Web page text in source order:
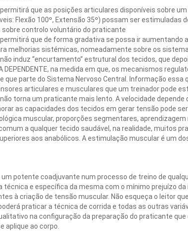
que as posições articulares disponíveis sobre
Flexão 100º, Extensão 35º) possam ser
controlo voluntário do praticante
que de forma gradativa se possa ir
melhorias sistémicas, nomeadamente sobre os
induz “encurtamento” estrutural dos tecidos, que
DEPENDENTE, na medida em que, os mecanismos
e que parte do Sistema Nervoso Central. Informação
articulares e musculares que um treinador pode
torna um praticante mais lento. A velocidade
as capacidades dos tecidos em gerar tensão pode
muscular, proporções segmentares, aprendizagem
a qualquer tecido saudável, na realidade, muitos
aos anabólicos. A estimulação muscular é um
potente coadjuvante num processo de treino de
técnica e específica da mesma com o mínimo prejuízo
à criação de tensão muscular. Não esqueça o leitor
praticar a técnica de corrida e todas as outras
na configuração da preparação do praticante
aplique ao corpo.